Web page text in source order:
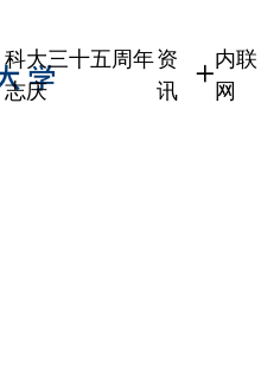
科大三十五周年
志庆
资
讯
内联
网